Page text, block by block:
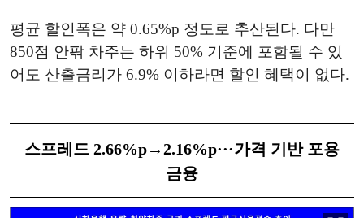
평균 할인폭은 약 0.65%p 정도로 추산된다. 다만
850점 안팎 차주는 하위 50% 기준에 포함될 수 있
어도 산출금리가 6.9% 이하라면 할인 혜택이 없다.
스프레드 2.66%p→2.16%p···가격 기반 포용
금융